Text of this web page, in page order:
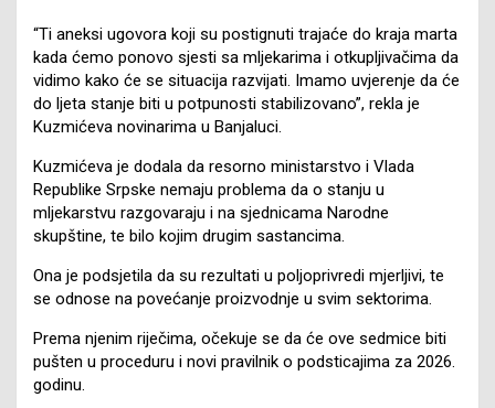
“Ti aneksi ugovora koji su postignuti trajaće do kraja marta
kada ćemo ponovo sjesti sa mljekarima i otkupljivačima da
vidimo kako će se situacija razvijati. Imamo uvjerenje da će
do ljeta stanje biti u potpunosti stabilizovano”, rekla je
Kuzmićeva novinarima u Banjaluci.
Kuzmićeva je dodala da resorno ministarstvo i Vlada
Republike Srpske nemaju problema da o stanju u
mljekarstvu razgovaraju i na sjednicama Narodne
skupštine, te bilo kojim drugim sastancima.
Ona je podsjetila da su rezultati u poljoprivredi mjerljivi, te
se odnose na povećanje proizvodnje u svim sektorima.
Prema njenim riječima, očekuje se da će ove sedmice biti
pušten u proceduru i novi pravilnik o podsticajima za 2026.
godinu.